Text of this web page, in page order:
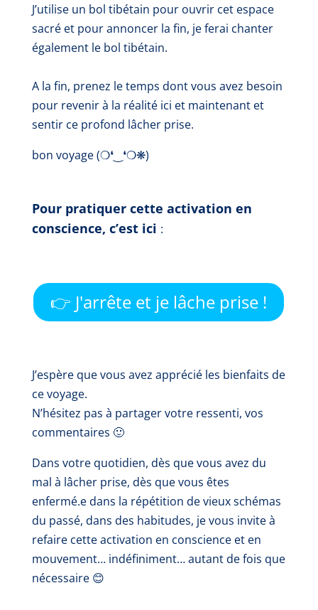
J’utilise un bol tibétain pour ouvrir cet espace
sacré et pour annoncer la fin, je ferai chanter
également le bol tibétain.
A la fin, prenez le temps dont vous avez besoin
pour revenir à la réalité ici et maintenant et
sentir ce profond lâcher prise.
bon voyage(❍❛‿❛❍❋)
Pour pratiquer cette activation en
conscience, c’est ici :
👉 J'arrête et je lâche prise !
J’espère que vous avez apprécié les bienfaits de
ce voyage.
N’hésitez pas à partager votre ressenti, vos
commentaires 🙂
Dans votre quotidien, dès que vous avez du
mal à lâcher prise, dès que vous êtes
enfermé.e dans la répétition de vieux schémas
du passé, dans des habitudes, je vous invite à
refaire cette activation en conscience et en
mouvement… indéfiniment… autant de fois que
nécessaire 😊